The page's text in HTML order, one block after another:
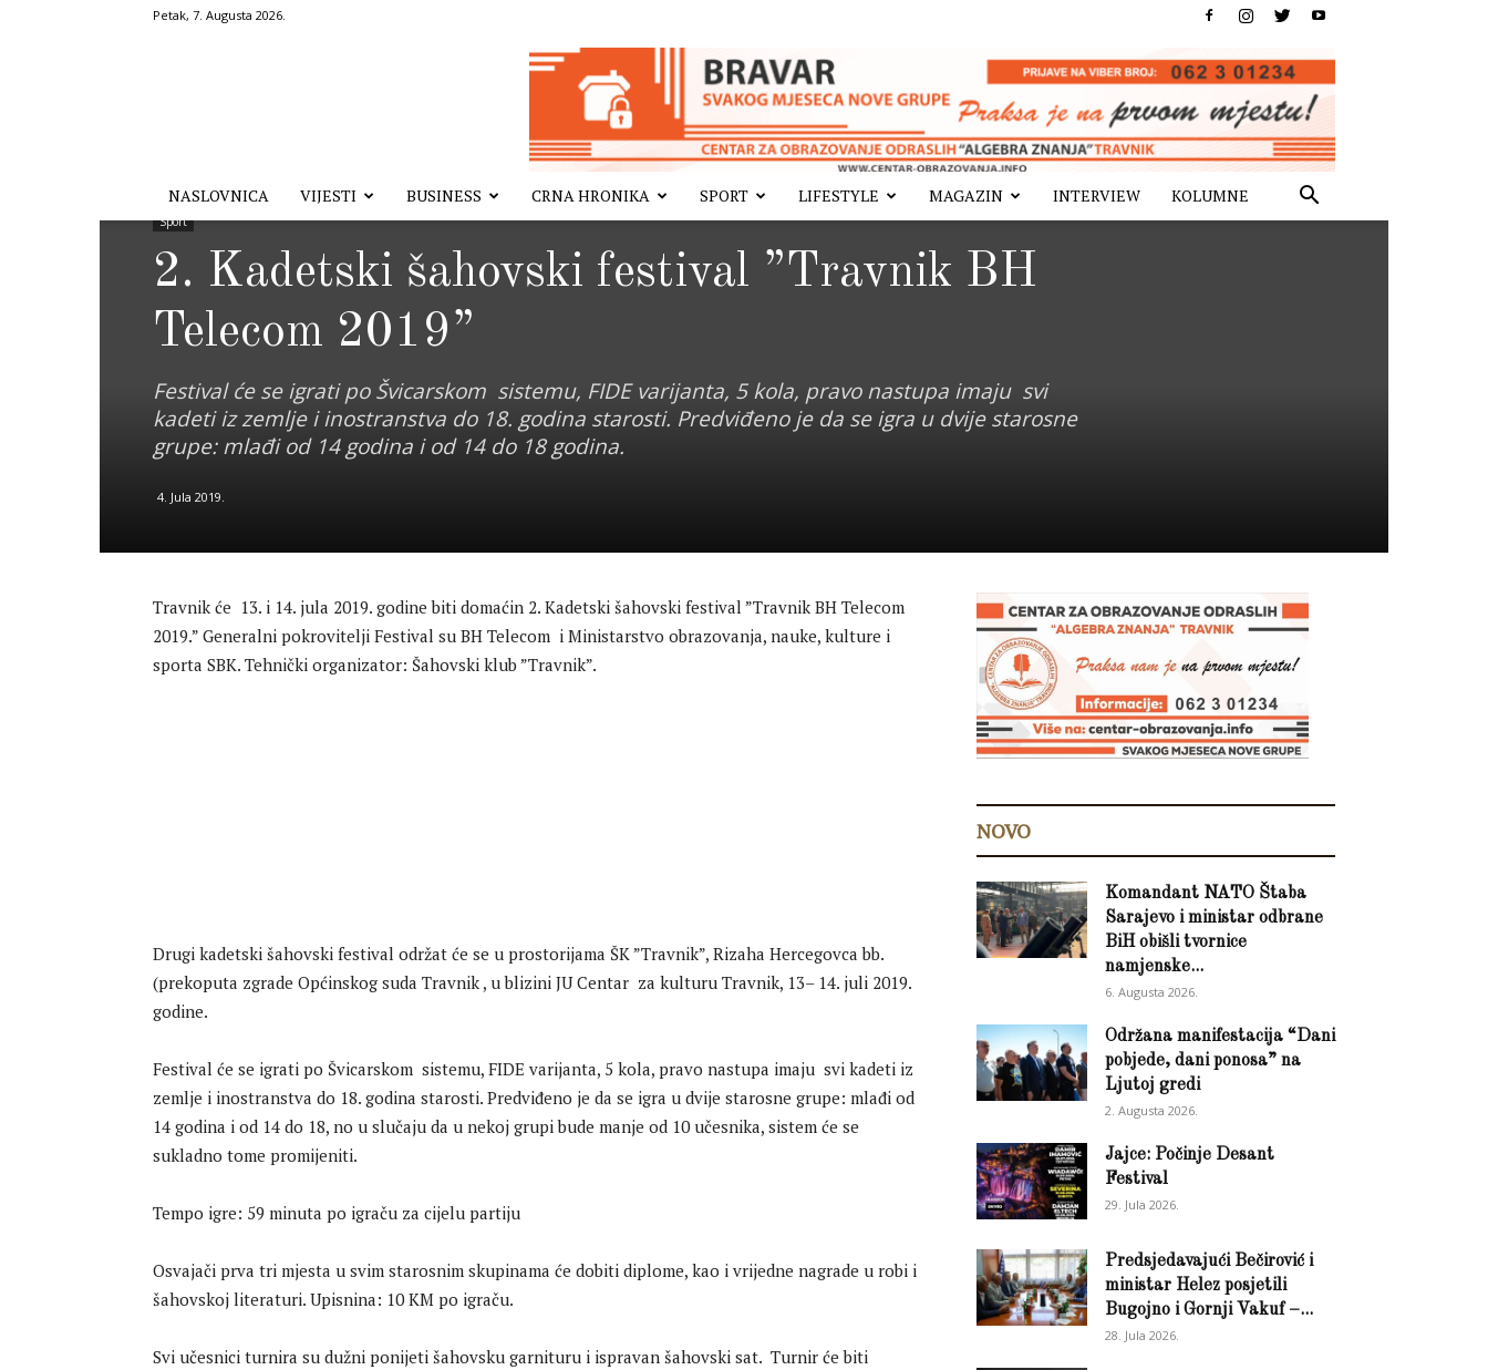
Petak, 7. Augusta 2026.
NASLOVNICA VIJESTI BUSINESS CRNA HRONIKA SPORT LIFESTYLE MAGAZIN INTERVIEW KOLUMNE
Sport
2. Kadetski šahovski festival ”Travnik BH
Telecom 2019”
Festival će se igrati po Švicarskom sistemu, FIDE varijanta, 5 kola, pravo nastupa imaju svi
kadeti iz zemlje i inostranstva do 18. godina starosti. Predviđeno je da se igra u dvije starosne
grupe: mlađi od 14 godina i od 14 do 18 godina.
4. Jula 2019.
Travnik će 13. i 14. jula 2019. godine biti domaćin 2. Kadetski šahovski festival ”Travnik BH Telecom
2019.” Generalni pokrovitelji Festival su BH Telecom i Ministarstvo obrazovanja, nauke, kulture i
sporta SBK. Tehnički organizator: Šahovski klub ”Travnik”.
Drugi kadetski šahovski festival održat će se u prostorijama ŠK ”Travnik”, Rizaha Hercegovca bb.
(prekoputa zgrade Općinskog suda Travnik , u blizini JU Centar za kulturu Travnik, 13– 14. juli 2019.
godine.
Festival će se igrati po Švicarskom sistemu, FIDE varijanta, 5 kola, pravo nastupa imaju svi kadeti iz
zemlje i inostranstva do 18. godina starosti. Predviđeno je da se igra u dvije starosne grupe: mlađi od
14 godina i od 14 do 18, no u slučaju da u nekoj grupi bude manje od 10 učesnika, sistem će se
sukladno tome promijeniti.
Tempo igre: 59 minuta po igraču za cijelu partiju
Osvajači prva tri mjesta u svim starosnim skupinama će dobiti diplome, kao i vrijedne nagrade u robi i
šahovskoj literaturi. Upisnina: 10 KM po igraču.
Svi učesnici turnira su dužni ponijeti šahovsku garnituru i ispravan šahovski sat. Turnir će biti
NOVO
Komandant NATO Štaba
Sarajevo i ministar odbrane
BiH obišli tvornice
namjenske...
6. Augusta 2026.
Održana manifestacija “Dani
pobjede, dani ponosa” na
Ljutoj gredi
2. Augusta 2026.
Jajce: Počinje Desant
Festival
29. Jula 2026.
Predsjedavajući Bečirović i
ministar Helez posjetili
Bugojno i Gornji Vakuf –...
28. Jula 2026.